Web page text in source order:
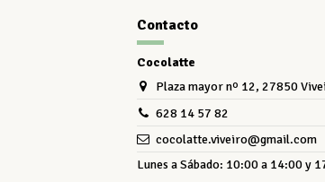
Contacto
Cocolatte
Plaza mayor nº 12, 27850
628 14 57 82
cocolatte.viveiro@gmail.com
Lunes a Sábado: 10:00 a 14:00 y